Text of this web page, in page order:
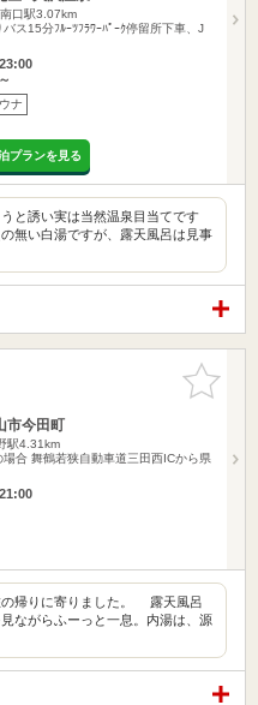
口駅3.07km
ス15分ﾌﾙｰﾂﾌﾗﾜｰﾊﾟｰｸ停留所下車、J
ナ
プランを見る
と誘い実は当然温泉目当てです
無い白湯ですが、露天風呂は見事
お気に入
りに追加
市今田町
駅4.31km
合 舞鶴若狭自動車道三田西ICから県
帰りに寄りました。 露天風呂
ながらふーっと一息。内湯は、源